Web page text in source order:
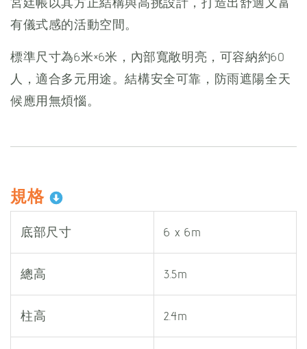
有儀式感的活動空間。
標準尺寸為6米×6米，內部寬敞明亮，可容納約60
人，適合多元用途。結構安全可靠，防雨遮陽全天
候應用無煩惱。
規格
底部尺寸 6 x 6m
總高 3.5m
柱高 2.4m